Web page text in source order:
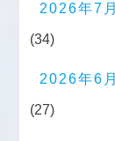
2026年7月
(34)
2026年6月
(27)